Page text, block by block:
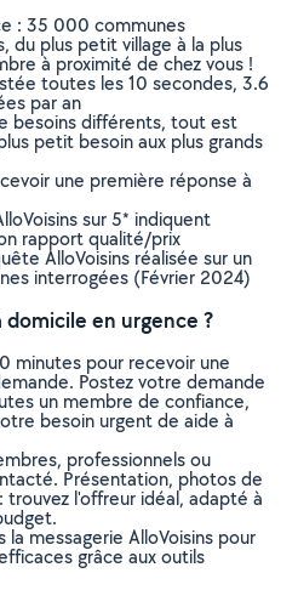
: 35 000 communes
du plus petit village à la plus
à proximité de chez vous !
toutes les 10 secondes, 3.6
par an
besoins différents, tout est
petit besoin aux plus grands
une première réponse à
sur 5* indiquent
rapport qualité/prix
AlloVoisins réalisée sur un
interrogées (Février 2024)
domicile en urgence ?
minutes pour recevoir une
Postez votre demande
un membre de confiance,
besoin urgent de aide à
professionnels ou
Présentation, photos de
trouvez l'offreur idéal, adapté à
messagerie AlloVoisins pour
grâce aux outils